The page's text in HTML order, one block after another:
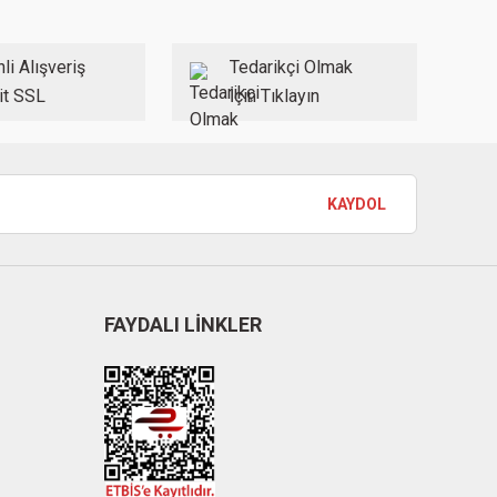
Alışveriş
SSL
Tedarikçi Olmak
İçin Tıklayın
KAYDOL
FAYDALI LİNKLER